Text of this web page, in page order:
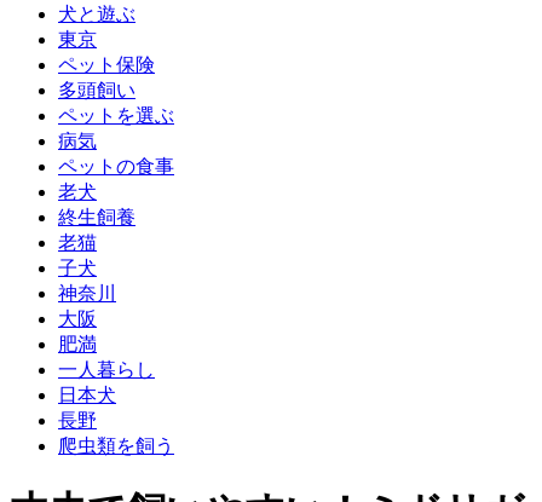
犬と遊ぶ
東京
ペット保険
多頭飼い
ペットを選ぶ
病気
ペットの食事
老犬
終生飼養
老猫
子犬
神奈川
大阪
肥満
一人暮らし
日本犬
長野
爬虫類を飼う